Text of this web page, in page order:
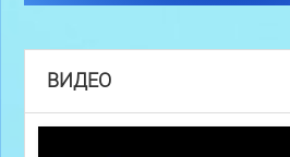
ВИДЕО